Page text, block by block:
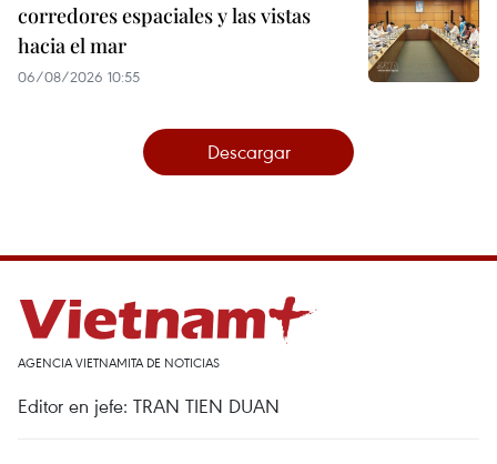
corredores espaciales y las vistas
hacia el mar
06/08/2026 10:55
Descargar
AGENCIA VIETNAMITA DE NOTICIAS
Editor en jefe: TRAN TIEN DUAN